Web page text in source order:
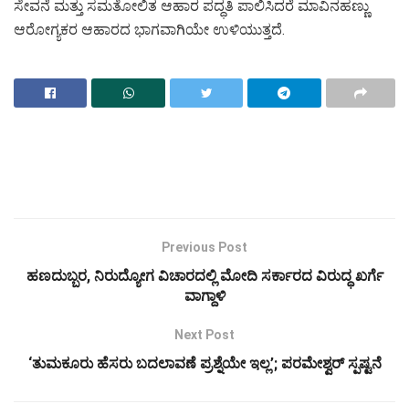
ಸೇವನೆ ಮತ್ತು ಸಮತೋಲಿತ ಆಹಾರ ಪದ್ಧತಿ ಪಾಲಿಸಿದರೆ ಮಾವಿನಹಣ್ಣು
ಆರೋಗ್ಯಕರ ಆಹಾರದ ಭಾಗವಾಗಿಯೇ ಉಳಿಯುತ್ತದೆ.
Previous Post
ಹಣದುಬ್ಬರ, ನಿರುದ್ಯೋಗ ವಿಚಾರದಲ್ಲಿ ಮೋದಿ ಸರ್ಕಾರದ ವಿರುದ್ಧ ಖರ್ಗೆ
ವಾಗ್ದಾಳಿ
Next Post
‘ತುಮಕೂರು ಹೆಸರು ಬದಲಾವಣೆ ಪ್ರಶ್ನೆಯೇ ಇಲ್ಲ’; ಪರಮೇಶ್ವರ್ ಸ್ಪಷ್ಟನೆ